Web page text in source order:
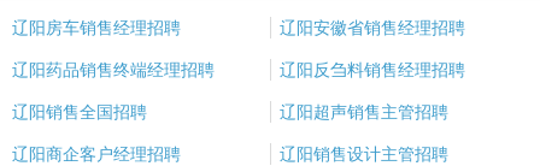
辽阳房车销售经理招聘
辽阳安徽省销售经理招聘
辽阳药品销售终端经理招聘
辽阳反刍料销售经理招聘
辽阳销售全国招聘
辽阳超声销售主管招聘
辽阳商企客户经理招聘
辽阳销售设计主管招聘